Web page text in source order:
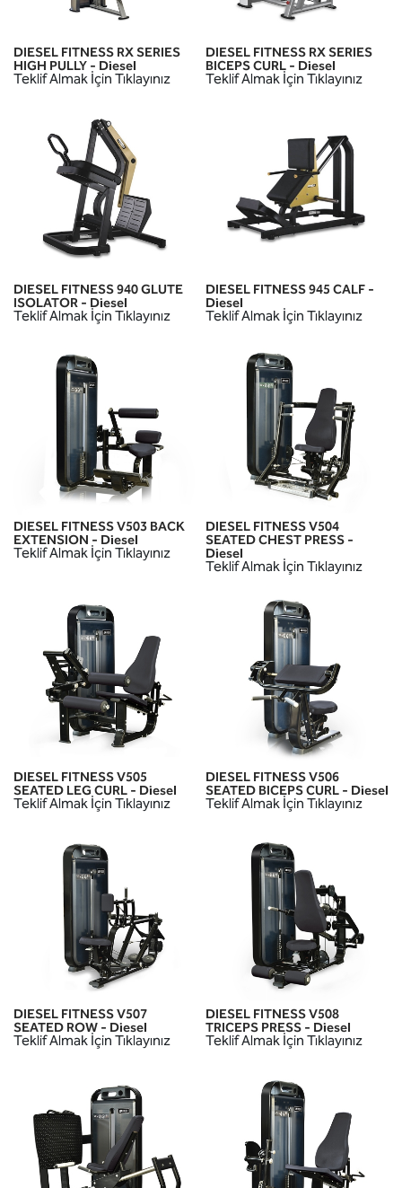
DIESEL FITNESS RX SERIES
HIGH PULLY - Diesel
Teklif Almak İçin Tıklayınız
DIESEL FITNESS RX SERIES
BICEPS CURL - Diesel
Teklif Almak İçin Tıklayınız
DIESEL FITNESS 940 GLUTE
ISOLATOR - Diesel
Teklif Almak İçin Tıklayınız
DIESEL FITNESS 945 CALF -
Diesel
Teklif Almak İçin Tıklayınız
DIESEL FITNESS V503 BACK
EXTENSION - Diesel
Teklif Almak İçin Tıklayınız
DIESEL FITNESS V504
SEATED CHEST PRESS -
Diesel
Teklif Almak İçin Tıklayınız
DIESEL FITNESS V505
SEATED LEG CURL - Diesel
Teklif Almak İçin Tıklayınız
DIESEL FITNESS V506
SEATED BICEPS CURL - Diesel
Teklif Almak İçin Tıklayınız
DIESEL FITNESS V507
SEATED ROW - Diesel
Teklif Almak İçin Tıklayınız
DIESEL FITNESS V508
TRICEPS PRESS - Diesel
Teklif Almak İçin Tıklayınız